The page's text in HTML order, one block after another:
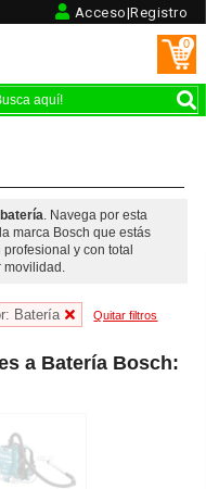
Acceso|Registro
0
. Navega por esta
marca Bosch que estás
y con total
movilidad.
Batería Quitar filtros
a Batería Bosch: